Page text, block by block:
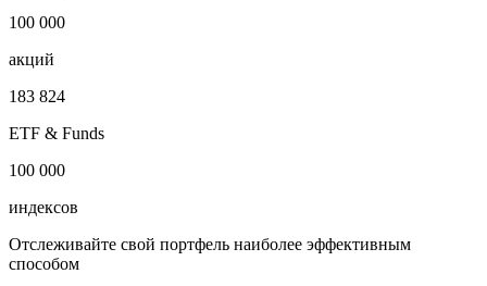
100 000
акций
183 824
ETF & Funds
100 000
индексов
Отслеживайте свой портфель наиболее эффективным
способом